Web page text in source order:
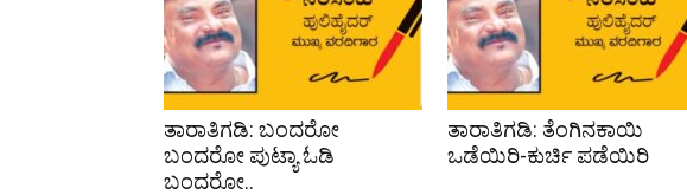
ತಾರಾತಿಗಡಿ: ಬಂದರೋ
ಬಂದರೋ ಪುಟ್ಯಾ ಓಡಿ
ಬಂದರೋ..
ತಾರಾತಿಗಡಿ: ತೆಂಗಿನಕಾಯಿ
ಒಡೆಯಿರಿ-ಕುರ್ಚಿ ಪಡೆಯಿರಿ